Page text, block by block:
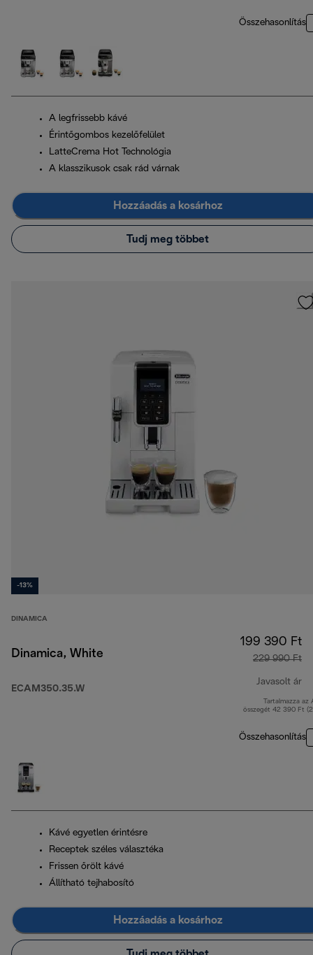
Összehasonlítás
A legfrissebb kávé
Érintőgombos kezelőfelület
LatteCrema Hot Technológia
A klasszikusok csak rád várnak
Hozzáadás a kosárhoz
Tudj meg többet
-13%
DINAMICA
Dinamica, White
ECAM350.35.W
199 390 Ft
229 990 Ft
Javasolt ár
Tartalmazza az
összegét 42 390 Ft
Összehasonlítás
Kávé egyetlen érintésre
Receptek széles választéka
Frissen őrölt kávé
Állítható tejhabosító
Hozzáadás a kosárhoz